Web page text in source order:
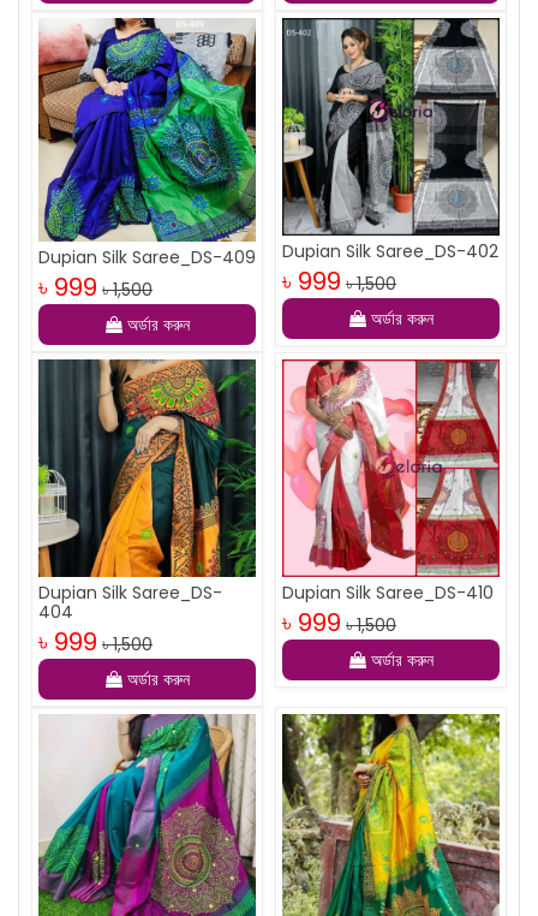
Dupian Silk Saree_DS-409
৳ 999 ৳ 1,500
অর্ডার করুন
Dupian Silk Saree_DS-402
৳ 999 ৳ 1,500
অর্ডার করুন
Dupian Silk Saree_DS-
404
৳ 999 ৳ 1,500
অর্ডার করুন
Dupian Silk Saree_DS-410
৳ 999 ৳ 1,500
অর্ডার করুন